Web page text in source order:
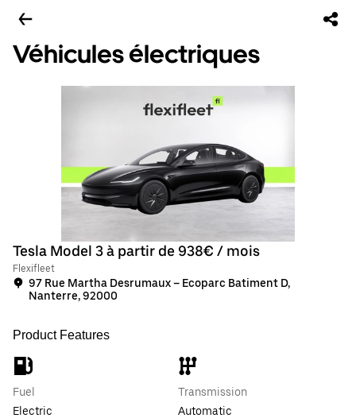
Véhicules électriques
Tesla Model 3 à partir de 938€ / mois
Flexifleet
97 Rue Martha Desrumaux – Ecoparc Batiment D,
Nanterre, 92000
Product Features
Fuel
Electric
Transmission
Automatic